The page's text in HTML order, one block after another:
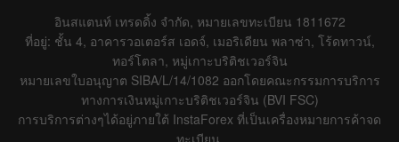
อินสแตนท์ เทรดดิ้ง จำกัด, หมายเลขทะเบียน 1811672
ที่อยู่: ชั้น 4, อาคารวอเตอร์ส เอดจ์, เมอริเดียน พลาซ่า, โร้ดทาวน์,
ทอร์โตลา, หมู่เกาะบริติชเวอร์จิน
หมายเลขใบอนุญาต SIBA/L/14/1082 ออกโดยคณะกรรมการบริการ
ทางการเงินหมู่เกาะบริติชเวอร์จิน (BVI FSC)
การบริการต่างๆได้อยู่ภายใต้ InstaForex ที่เป็นเครื่องหมายการค้าจด